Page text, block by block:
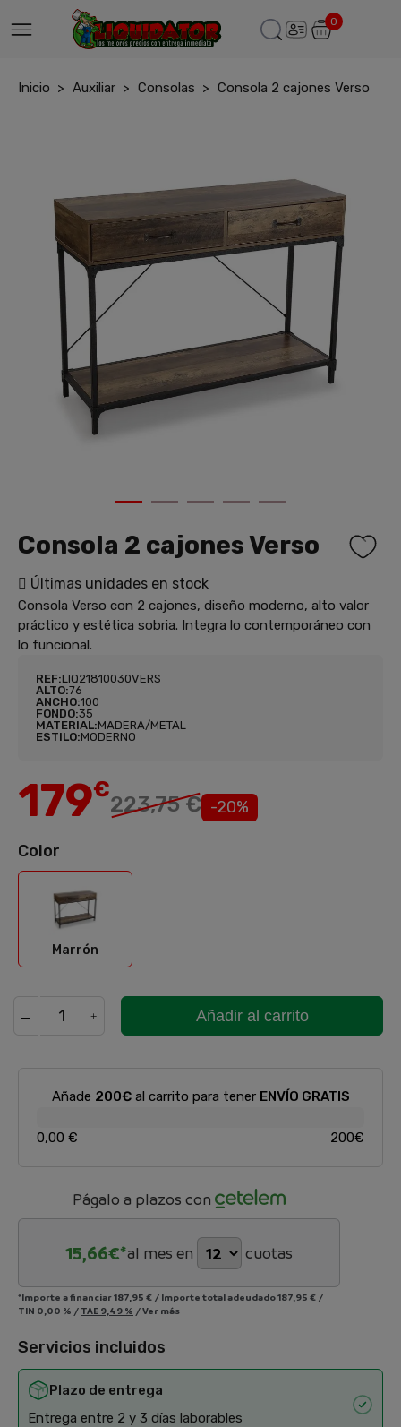
0
Inicio Auxiliar Consolas Consola 2 cajones Verso
Consola 2 cajones Verso
Últimas unidades en stock
Consola Verso con 2 cajones, diseño moderno, alto valor
práctico y estética sobria. Integra lo contemporáneo con
lo funcional.
REF:LIQ21810030VERS
ALTO:76
ANCHO:100
FONDO:35
MATERIAL:MADERA/METAL
ESTILO:MODERNO
179€
223,75 € -20%
Color
Marrón
Marrón
Añadir al carrito
Añade 200€al carrito para tener ENVÍO GRATIS
0,00 € 200€
Págalo a plazos con
15,66€*al mes en cuotas
*Importe a financiar187,95 € / Importe total adeudado187,95 € /
TIN 0,00 % / TAE 9,49 % /Ver más
Servicios incluidos
Plazo de entrega
Entrega entre 2 y 3 días laborables